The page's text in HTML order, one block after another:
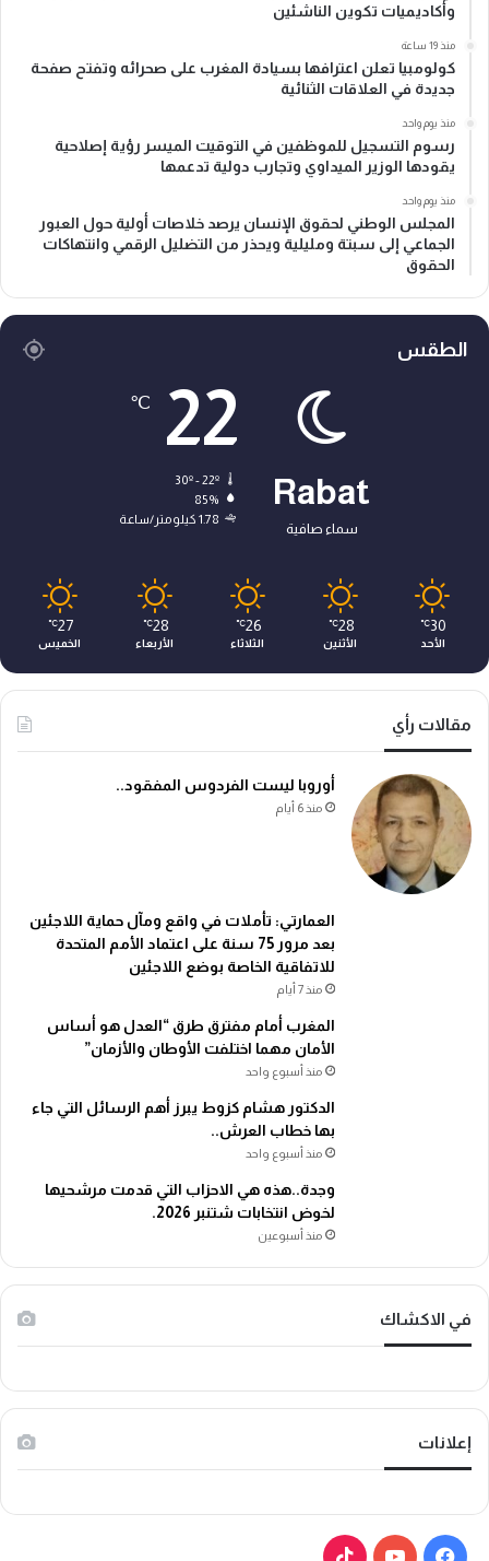
وأكاديميات تكوين الناشئين
منذ 19 ساعة
كولومبيا تعلن اعترافها بسيادة المغرب على صحرائه وتفتح صفحة
جديدة في العلاقات الثنائية
منذ يوم واحد
رسوم التسجيل للموظفين في التوقيت الميسر رؤية إصلاحية
يقودها الوزير الميداوي وتجارب دولية تدعمها
منذ يوم واحد
المجلس الوطني لحقوق الإنسان يرصد خلاصات أولية حول العبور
الجماعي إلى سبتة ومليلية ويحذر من التضليل الرقمي وانتهاكات
الحقوق
الطقس
Rabat
سماء صافية
22
℃
85%
1.78 كيلومتر/ساعة
30
℃
الأحد
28
℃
الأثنين
26
℃
الثلاثاء
28
℃
الأربعاء
27
℃
الخميس
مقالات رأي
أوروبا ليست الفردوس المفقود..
منذ 6 أيام
العمارتي: تأملات في واقع ومآل حماية اللاجئين
بعد مرور 75 سنة على اعتماد الأمم المتحدة
للاتفاقية الخاصة بوضع اللاجئين
منذ 7 أيام
المغرب أمام مفترق طرق “العدل هو أساس
الأمان مهما اختلفت الأوطان والأزمان”
منذ أسبوع واحد
الدكتور هشام كزوط يبرز أهم الرسائل التي جاء
بها خطاب العرش..
منذ أسبوع واحد
وجدة..هذه هي الاحزاب التي قدمت مرشحيها
لخوض انتخابات شتنبر 2026.
منذ أسبوعين
في الاكشاك
إعلانات
ف